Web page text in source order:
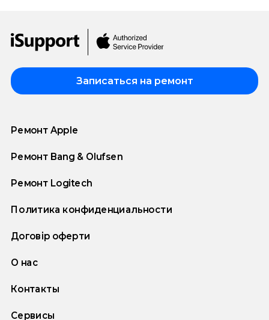
Записаться на ремонт
Ремонт Apple
Ремонт Bang & Olufsen
Ремонт Logitech
Политика конфиденциальности
Договір оферти
О нас
Контакты
Сервисы